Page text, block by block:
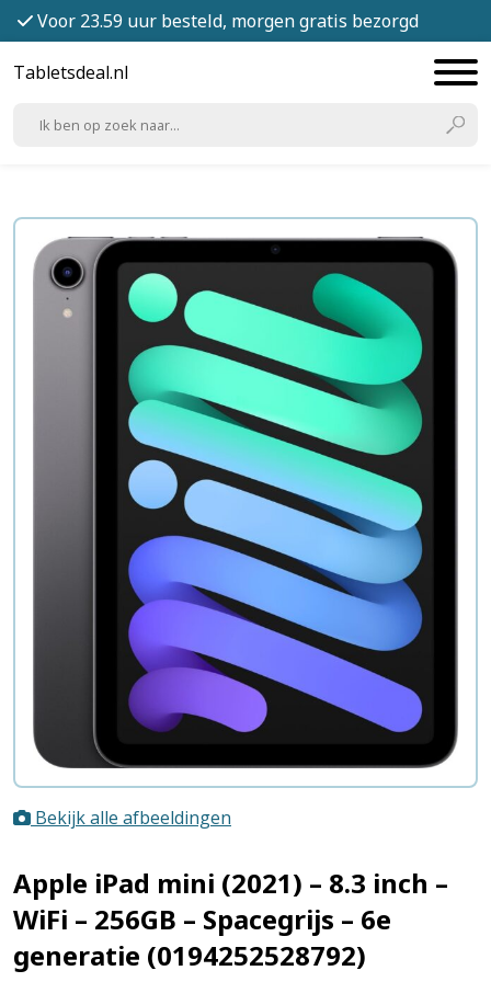
Voor 23.59 uur besteld, morgen gratis bezorgd
Tabletsdeal.nl
Bekijk alle afbeeldingen
Apple iPad mini (2021) – 8.3 inch –
WiFi – 256GB – Spacegrijs – 6e
generatie (0194252528792)